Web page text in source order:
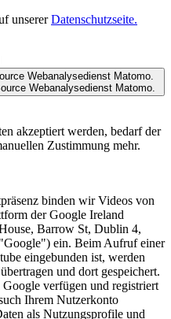
unsererDatenschutzseite.
Webanalysedienst Matomo.
Webanalysedienst Matomo.
akzeptiert werden, bedarf der
Zustimmung mehr.
binden wir Videos von
der Google Ireland
Barrow St, Dublin 4,
ein. Beim Aufruf einer
eingebunden ist, werden
und dort gespeichert.
verfügen und registriert
Ihrem Nutzerkonto
als Nutzungsprofile und